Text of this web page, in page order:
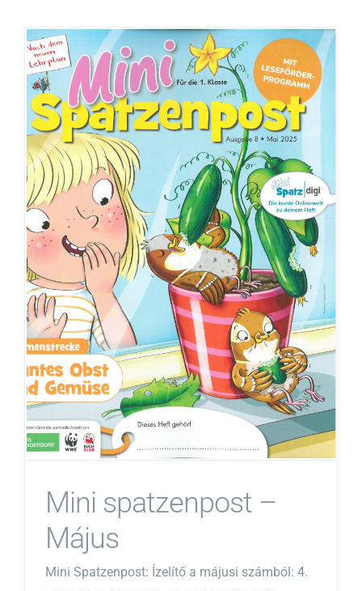
Mini spatzenpost –
Május
Mini Spatzenpost: Ízelítő a májusi számból: 4.